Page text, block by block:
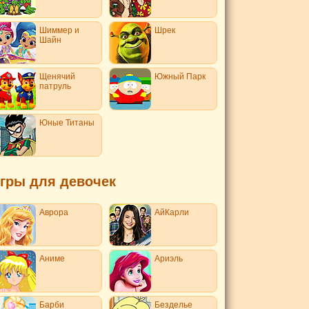
Шиммер и
Шайн
Шрек
Щенячий
патруль
Южный Парк
Юные Титаны
для девочек
Аврора АйКарли
Аниме Ариэль
Барби Безделье